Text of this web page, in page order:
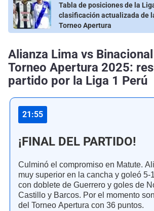
Tabla de posiciones de la
clasificación actualizada de
Torneo Apertura
Alianza Lima vs
Torneo Apertura 2025:
partido por la Liga 1 Perú
21:55
¡FINAL DEL PARTIDO!
Culminó el compromiso en Matute.
muy superior en la cancha y goleó 5-
con doblete de Guerrero y goles de
Castillo y Barcos. Por el momento
del Torneo Apertura con 36 puntos.